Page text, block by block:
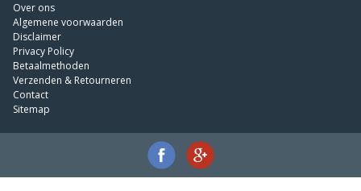
Over ons
Algemene voorwaarden
Disclaimer
Privacy Policy
Betaalmethoden
Verzenden & Retourneren
Contact
Sitemap